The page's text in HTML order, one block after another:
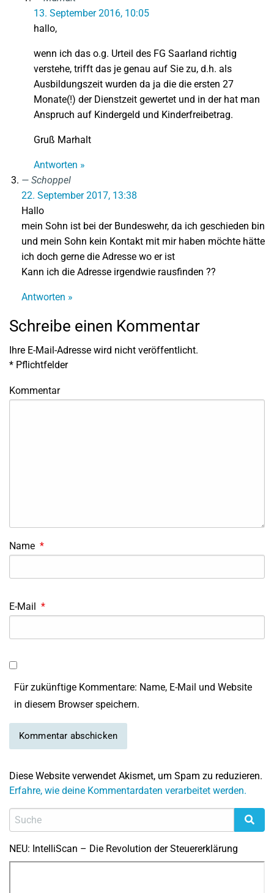
13. September 2016, 10:05
hallo,
wenn ich das o.g. Urteil des FG Saarland richtig
verstehe, trifft das je genau auf Sie zu, d.h. als
Ausbildungszeit wurden da ja die die ersten 27
Monate(!) der Dienstzeit gewertet und in der hat man
Anspruch auf Kindergeld und Kinderfreibetrag.
Gruß Marhalt
Antworten »
Schoppel
22. September 2017, 13:38
Hallo
mein Sohn ist bei der Bundeswehr, da ich geschieden bin
und mein Sohn kein Kontakt mit mir haben möchte hätte
ich doch gerne die Adresse wo er ist
Kann ich die Adresse irgendwie rausfinden ??
Antworten »
Schreibe einen Kommentar
Ihre E-Mail-Adresse wird nicht veröffentlicht.
* Pflichtfelder
Kommentar
Name *
E-Mail *
Für zukünftige Kommentare: Name, E-Mail und Website
in diesem Browser speichern.
Diese Website verwendet Akismet, um Spam zu reduzieren.
Erfahre, wie deine Kommentardaten verarbeitet werden.
NEU: IntelliScan – Die Revolution der Steuererklärung